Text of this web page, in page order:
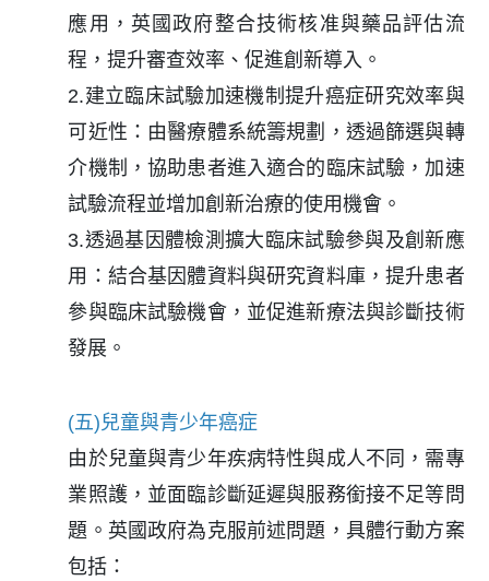
應用，英國政府整合技術核准與藥品評估流
程，提升審查效率、促進創新導入。
2.建立臨床試驗加速機制提升癌症研究效率與
可近性：由醫療體系統籌規劃，透過篩選與轉
介機制，協助患者進入適合的臨床試驗，加速
試驗流程並增加創新治療的使用機會。
3.透過基因體檢測擴大臨床試驗參與及創新應
用：結合基因體資料與研究資料庫，提升患者
參與臨床試驗機會，並促進新療法與診斷技術
發展。
(五)兒童與青少年癌症
由於兒童與青少年疾病特性與成人不同，需專
業照護，並面臨診斷延遲與服務銜接不足等問
題。英國政府為克服前述問題，具體行動方案
包括：